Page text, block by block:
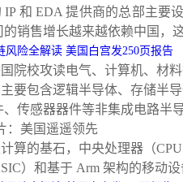
IP 和 EDA 提供商的总部主要
的销售增长越来越依赖中国，
院校攻读电气、计算机、材
要包含逻辑半导体、存储半
传感器器件等非集成电路半
：美国遥遥领先
算的基石，中央处理器（
）和基于 Arm 架构的移动